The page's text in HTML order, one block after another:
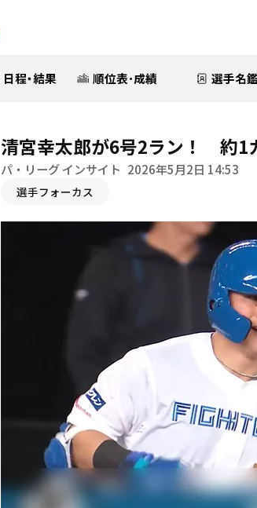
日程・結果 順位表･成績 選手名
清宮幸太郎が6号2ラン！ 約1
パ・リーグ インサイト 2026年5月2日 14:53
選手フォーカス